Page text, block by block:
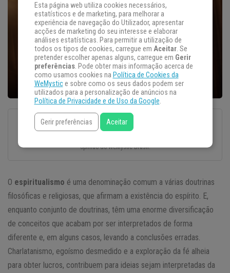
Esse texto foi escrito com todo o cuidado e carinho por um autor convidado.
opinião do WeMystic Brasil.
O espiritualismo é uma denominação comum a várias doutrinas
filosóficas e religiosas, que afirmam a existência do espírito. E,
enquanto conjunto de doutrinas, têm uma enorme diversificação
de conceitos que acabam por ser interpretados de forma
diferente e, em alguns casos, levando a conclusões erradas.
Charlatanismo, egoísmo desmedido e a exploração da fé alheia
para obter lucros, contribuem para ideias sejam interpretadas da
Esta página web utiliza cookies necessários,
estatísticos e de marketing, para melhorar a
experiência de navegação do Utilizador, apresentar
acções de marketing do seu interesse e elaborar
análises estatísticas. Para permitir a utilização de
todos os tipos de cookies, carregue em Aceitar. Se
pretender escolher apenas alguns, carregue em Gerir
preferências. Pode obter mais informação acerca de
como usamos cookies na Política de Cookies da
WeMystice sobre como os seus dados podem ser
utilizados para a personalização de anúncios na
Política de Privacidade e de Uso da Google.
Gerir preferências Aceitar